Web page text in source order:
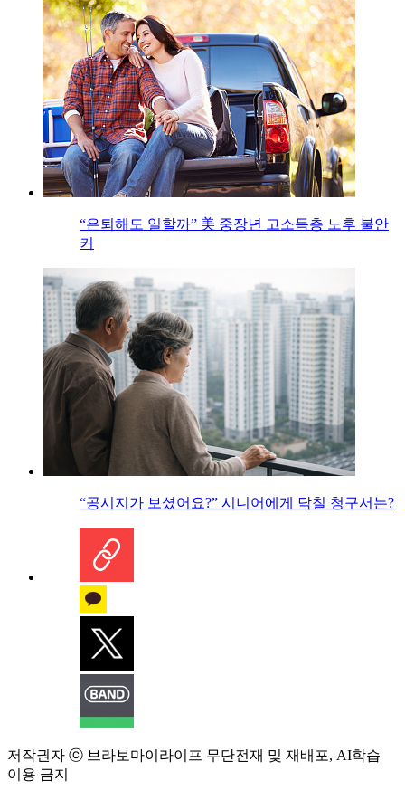
“은퇴해도 일할까” 美 중장년 고소득층 노후 불안
커
“공시지가 보셨어요?” 시니어에게 닥칠 청구서는?
저작권자 ⓒ 브라보마이라이프 무단전재 및 재배포, AI학습
이용 금지